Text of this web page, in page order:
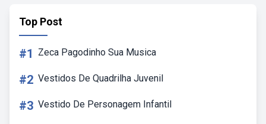
Top Post
#1 Zeca Pagodinho Sua Musica
#2 Vestidos De Quadrilha Juvenil
#3 Vestido De Personagem Infantil